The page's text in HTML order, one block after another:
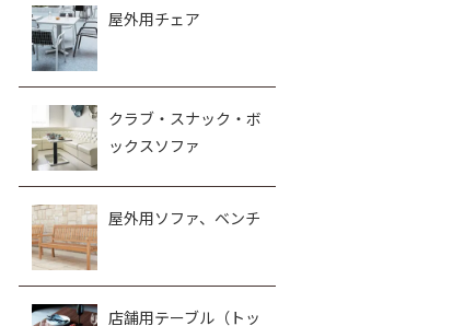
屋外用チェア
クラブ・スナック・ボ
ックスソファ
屋外用ソファ、ベンチ
店舗用テーブル（トッ